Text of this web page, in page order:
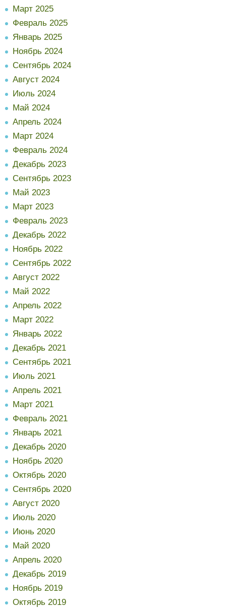
Март 2025
Февраль 2025
Январь 2025
Ноябрь 2024
Сентябрь 2024
Август 2024
Июль 2024
Май 2024
Апрель 2024
Март 2024
Февраль 2024
Декабрь 2023
Сентябрь 2023
Май 2023
Март 2023
Февраль 2023
Декабрь 2022
Ноябрь 2022
Сентябрь 2022
Август 2022
Май 2022
Апрель 2022
Март 2022
Январь 2022
Декабрь 2021
Сентябрь 2021
Июль 2021
Апрель 2021
Март 2021
Февраль 2021
Январь 2021
Декабрь 2020
Ноябрь 2020
Октябрь 2020
Сентябрь 2020
Август 2020
Июль 2020
Июнь 2020
Май 2020
Апрель 2020
Декабрь 2019
Ноябрь 2019
Октябрь 2019